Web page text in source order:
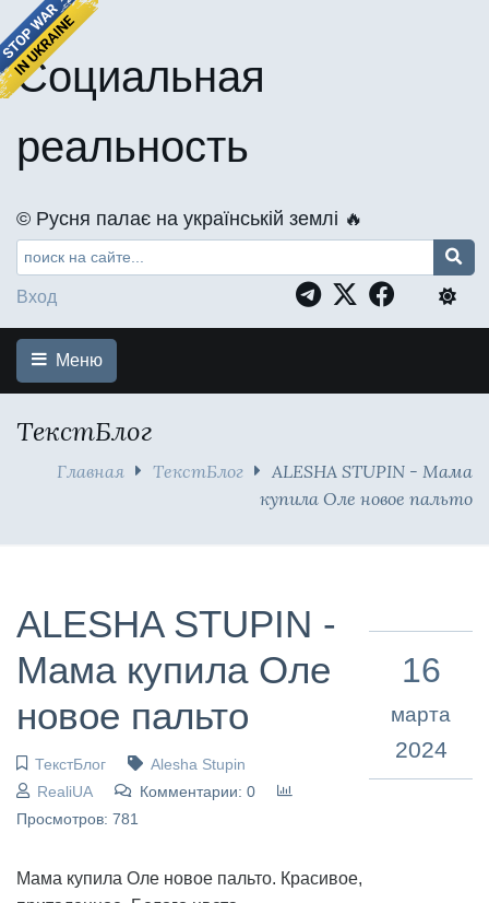
Социальная
реальность
©️ Русня палає на українській землі 🔥
Вход
Меню
ТекстБлог
Главная ТекстБлог
ALESHA STUPIN - Мама
купила Оле новое пальто
ALESHA STUPIN -
Мама купила Оле
новое пальто
ТекстБлог
Alesha Stupin
RealiUA
Комментарии: 0
Просмотров: 781
16
марта
2024
Мама купила Оле новое пальто. Красивое,